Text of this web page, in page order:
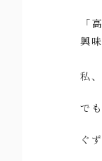
「
興
私
で
ぐ